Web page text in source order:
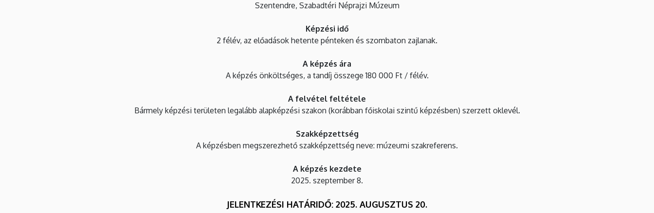
Szentendre, Szabadtéri Néprajzi Múzeum
Képzési idő
2 félév, az előadások hetente pénteken és szombaton zajlanak.
A képzés ára
A képzés önköltséges, a tandíj összege 180 000 Ft / félév.
A felvétel feltétele
Bármely képzési területen legalább alapképzési szakon (korábban főiskolai szintű képzésben) szerzett oklevél.
Szakképzettség
A képzésben megszerezhető szakképzettség neve: múzeumi szakreferens.
A képzés kezdete
2025. szeptember 8.
JELENTKEZÉSI HATÁRIDŐ: 2025. AUGUSZTUS 20.